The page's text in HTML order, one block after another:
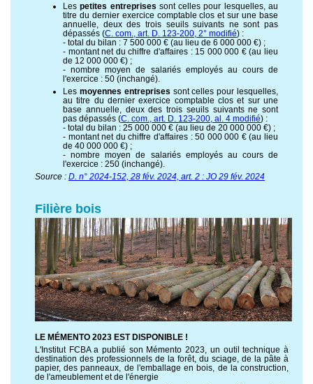
Lespetites entreprises sont celles pour lesquelles, au
titre du dernier exercice comptable clos et sur une base
annuelle, deux des trois seuils suivants ne sont pas
dépassés (C. com., art. D. 123-200, 2° modifié) :
- total du bilan : 7 500 000 € (au lieu de 6 000 000 €) ;
- montant net du chiffre d'affaires : 15 000 000 € (au lieu
de 12 000 000 €) ;
- nombre moyen de salariés employés au cours de
l'exercice : 50 (inchangé).
Les moyennes entreprises sont celles pour lesquelles,
au titre du dernier exercice comptable clos et sur une
base annuelle, deux des trois seuils suivants ne sont
pas dépassés (C. com., art. D. 123-200, al. 4 modifié) :
- total du bilan : 25 000 000 € (au lieu de 20 000 000 €) ;
- montant net du chiffre d'affaires : 50 000 000 € (au lieu
de 40 000 000 €) ;
- nombre moyen de salariés employés au cours de
l'exercice : 250 (inchangé).
Source : D. n° 2024-152, 28 fév. 2024, art. 2 : JO 29 fév. 2024
Filière bois
LE MÉMENTO 2023 EST DISPONIBLE !
L'Institut FCBA a publié son Mémento 2023, un outil technique à
destination des professionnels de la forêt, du sciage, de la pâte à
papier, des panneaux, de l'emballage en bois, de la construction,
de l'ameublement et de l'énergie